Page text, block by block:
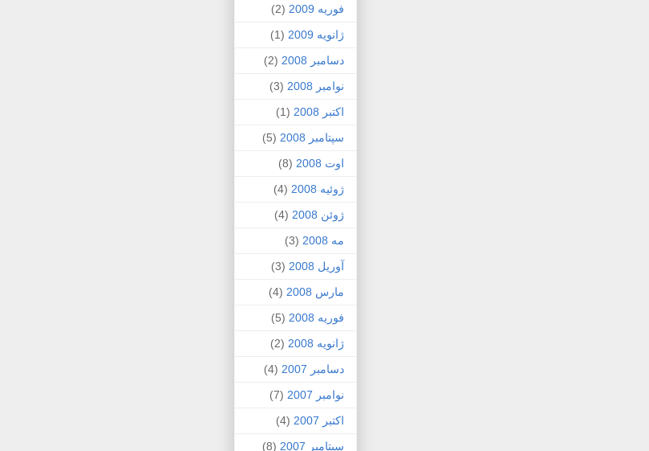
فوریه 2009
(2)
ژانویه 2009
(1)
دسامبر 2008
(2)
نوامبر 2008
(3)
اکتبر 2008
(1)
سپتامبر 2008
(5)
اوت 2008
(8)
ژوئیه 2008
(4)
ژوئن 2008
(4)
مه 2008
(3)
آوریل 2008
(3)
مارس 2008
(4)
فوریه 2008
(5)
ژانویه 2008
(2)
دسامبر 2007
(4)
نوامبر 2007
(7)
اکتبر 2007
(4)
سپتامبر 2007
(8)